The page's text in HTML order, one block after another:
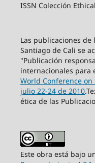
ISSN Colección
Las publicaciones
Santiago de Cali se
"Publicación
internacionales para
World Conference
julio 22-24 de 2010
ética de las
Este obra está bajo